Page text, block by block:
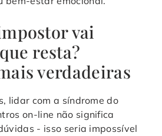
vai
resta?
verdadeiras
lidar com a síndrome do
on-line não significa
- isso seria impossível